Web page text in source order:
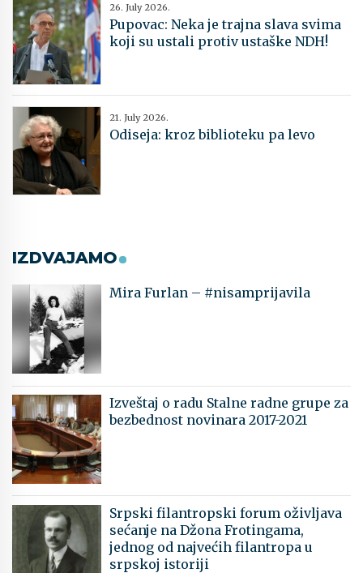
26. July 2026.
Pupovac: Neka je trajna slava svima
koji su ustali protiv ustaške NDH!
21. July 2026.
Odiseja: kroz biblioteku pa levo
IZDVAJAMO
Mira Furlan – #nisamprijavila
Izveštaj o radu Stalne radne grupe za
bezbednost novinara 2017-2021
Srpski filantropski forum oživljava
sećanje na Džona Frotingama,
jednog od najvećih filantropa u
srpskoj istoriji